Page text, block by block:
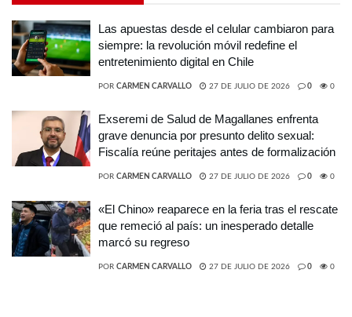
Las apuestas desde el celular cambiaron para
siempre: la revolución móvil redefine el
entretenimiento digital en Chile
POR CARMEN CARVALLO 27 DE JULIO DE 2026 0 0
Exseremi de Salud de Magallanes enfrenta
grave denuncia por presunto delito sexual:
Fiscalía reúne peritajes antes de formalización
POR CARMEN CARVALLO 27 DE JULIO DE 2026 0 0
«El Chino» reaparece en la feria tras el rescate
que remeció al país: un inesperado detalle
marcó su regreso
POR CARMEN CARVALLO 27 DE JULIO DE 2026 0 0